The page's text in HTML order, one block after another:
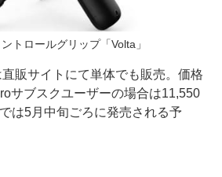
トロールグリップ「Volta」
販サイトにて単体でも販売。価格
サブスクユーザーの場合は11,550
は5月中旬ごろに発売される予